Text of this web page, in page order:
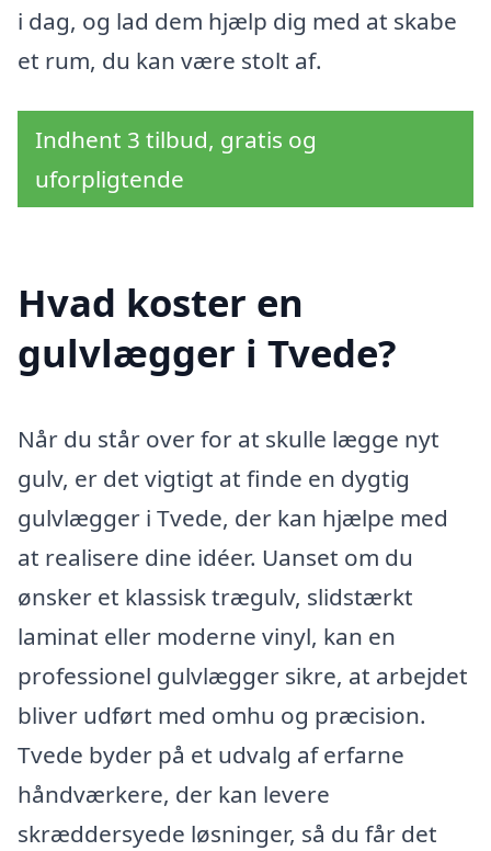
i dag, og lad dem hjælp dig med at skabe
et rum, du kan være stolt af.
Indhent 3 tilbud, gratis og
uforpligtende
Hvad koster en
gulvlægger i Tvede?
Når du står over for at skulle lægge nyt
gulv, er det vigtigt at finde en dygtig
gulvlægger i Tvede, der kan hjælpe med
at realisere dine idéer. Uanset om du
ønsker et klassisk trægulv, slidstærkt
laminat eller moderne vinyl, kan en
professionel gulvlægger sikre, at arbejdet
bliver udført med omhu og præcision.
Tvede byder på et udvalg af erfarne
håndværkere, der kan levere
skræddersyede løsninger, så du får det